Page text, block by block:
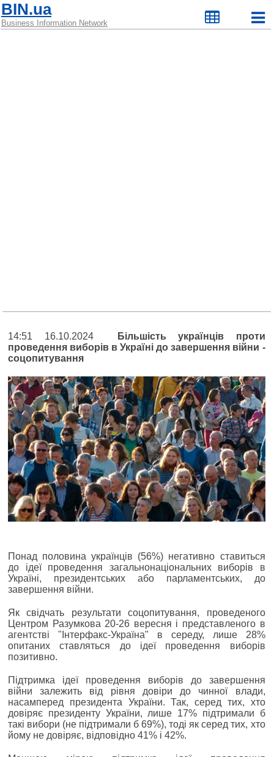
BIN.ua
Business Information Network
14:51 16.10.2024
Більшість українців проти
проведення виборів в Україні до завершення війни -
соцопитування
Понад половина українців (56%) негативно ставиться
до ідеї проведення загальнонаціональних виборів в
Україні, президентських або парламентських, до
завершення війни.
Як свідчать результати соцопитування, проведеного
Центром Разумкова 20-26 вересня і представленого в
агентстві "Інтерфакс-Україна" в середу, лише 28%
опитаних ставляться до ідеї проведення виборів
позитивно.
Підтримка ідеї проведення виборів до завершення
війни залежить від рівня довіри до чинної влади,
насамперед президента України. Так, серед тих, хто
довіряє президенту України, лише 17% підтримали б
такі вибори (не підтримали б 69%), тоді як серед тих, хто
йому не довіряє, відповідно 41% і 42%.